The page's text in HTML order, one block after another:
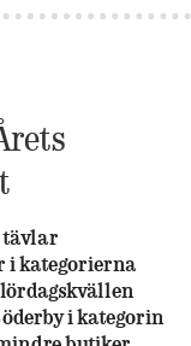
tävlar
i kategorierna
i kategorin